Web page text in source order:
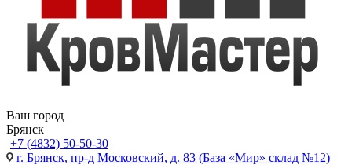
Ваш город
Брянск
+7 (4832) 50-50-30
г. Брянск, пр-д Московский, д. 83 (База «Мир» склад №12)